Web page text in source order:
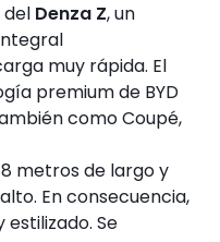
del Denza Z, un
muy rápida. El
premium de BYD
como Coupé,
metros de largo y
En consecuencia,
Se